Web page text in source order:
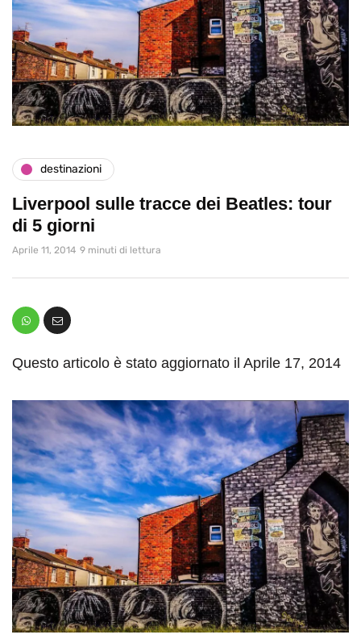
destinazioni
Liverpool sulle tracce dei Beatles: tour
di 5 giorni
Aprile 11, 2014 9 minuti di lettura
Questo articolo è stato aggiornato il Aprile 17, 2014